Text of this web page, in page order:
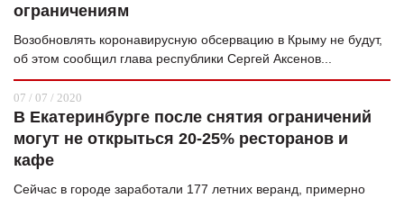
ограничениям
Возобновлять коронавирусную обсервацию в Крыму не будут,
об этом сообщил глава республики Сергей Аксенов...
07 / 07 / 2020
В Екатеринбурге после снятия ограничений
могут не открыться 20-25% ресторанов и
кафе
Сейчас в городе заработали 177 летних веранд, примерно